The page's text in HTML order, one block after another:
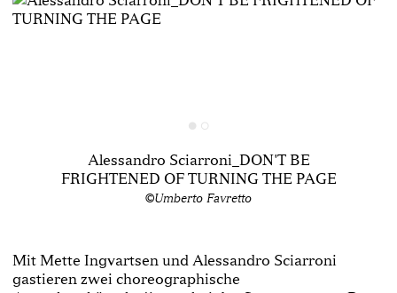
Alessandro Sciarroni_DON'T BE
FRIGHTENED OF TURNING THE PAGE
©Umberto Favretto
Mit Mette Ingvartsen und Alessandro Sciarroni
gastieren zwei choreographische